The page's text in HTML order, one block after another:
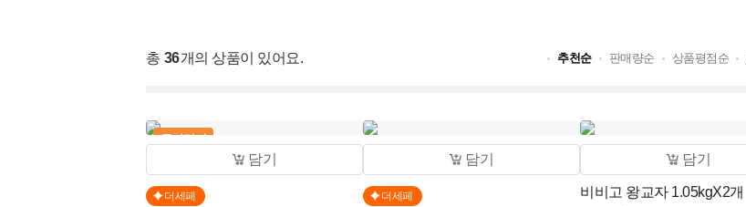
음료 · 생수 · 유제품
총 36개의 상품이 있어요. 추천순 판매량순 상품평점순
골라담기
담기
더세페
담기
더세페
담기
비비고 왕교자 1.05kgX2개